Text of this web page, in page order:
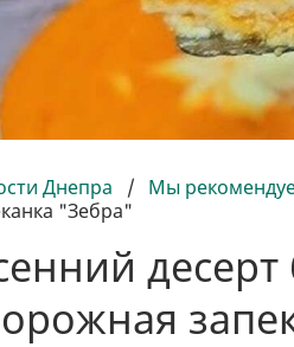
Днепра / Мы
"Зебра"